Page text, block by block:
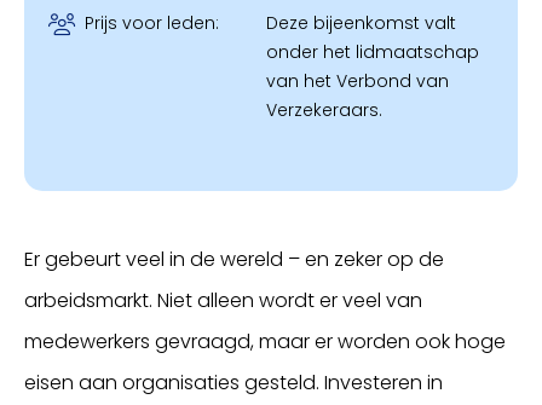
Prijs voor leden:
Deze bijeenkomst valt
onder het lidmaatschap
van het Verbond van
Verzekeraars.
Er gebeurt veel in de wereld – en zeker op de
arbeidsmarkt. Niet alleen wordt er veel van
medewerkers gevraagd, maar er worden ook hoge
eisen aan organisaties gesteld. Investeren in